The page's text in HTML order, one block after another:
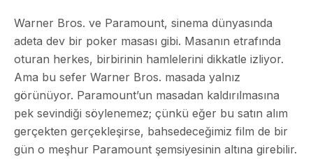
Warner Bros. ve Paramount, sinema dünyasında
adeta dev bir poker masası gibi. Masanın etrafında
oturan herkes, birbirinin hamlelerini dikkatle izliyor.
Ama bu sefer Warner Bros. masada yalnız
görünüyor. Paramount’un masadan kaldırılmasına
pek sevindiği söylenemez; çünkü eğer bu satın alım
gerçekten gerçekleşirse, bahsedeceğimiz film de bir
gün o meşhur Paramount şemsiyesinin altına girebilir.